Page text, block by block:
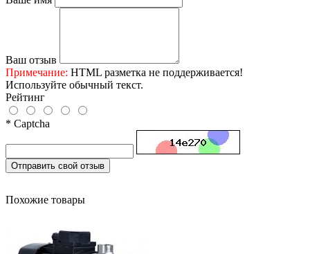
Ваш отзыв
Примечание: HTML разметка не поддерживается!
Используйте обычный текст.
Рейтинг
* Captcha
Отправить свой отзыв
Похожие товары